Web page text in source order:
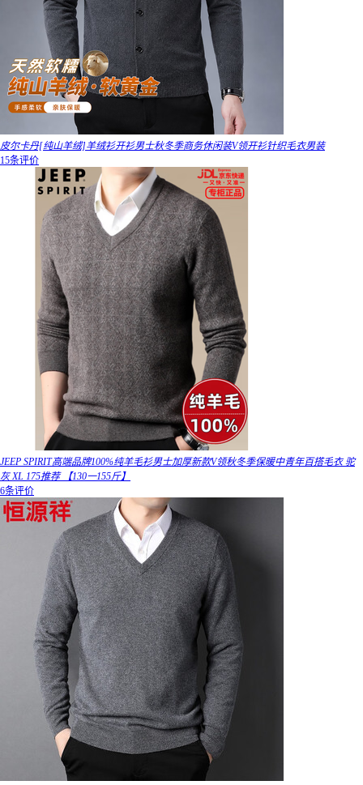
皮尔卡丹[纯山羊绒]羊绒衫开衫男士秋冬季商务休闲装V领开衫针织毛衣男装
15条评价
JEEP SPIRIT高端品牌100%纯羊毛衫男士加厚新款V领秋冬季保暖中青年百搭毛衣 驼
灰 XL 175推荐 【130一155斤】
6条评价